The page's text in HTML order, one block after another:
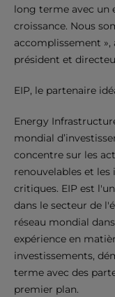
long terme avec un
croissance. Nous
accomplissement »,
président et
EIP, le partenaire
Energy
mondial
concentre sur les
renouvelables et
critiques. EIP est
dans le secteur de
réseau mondial
expérience en
investissements,
terme avec des
premier plan.